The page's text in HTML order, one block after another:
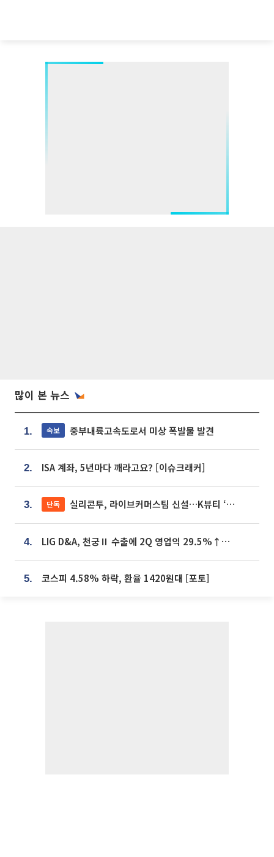
많이 본 뉴스
1. 속보 중부내륙고속도로서 미상 폭발물 발견
2. ISA 계좌, 5년마다 깨라고요? [이슈크래커]
3. 단독 실리콘투, 라이브커머스팀 신설…K뷰티 ‘글로벌 판매망’ 확대[K뷰티 라방戰]
4. LIG D&A, 천궁Ⅱ 수출에 2Q 영업익 29.5%↑…수주잔고 24.6조 [종합]
5. 코스피 4.58% 하락, 환율 1420원대 [포토]